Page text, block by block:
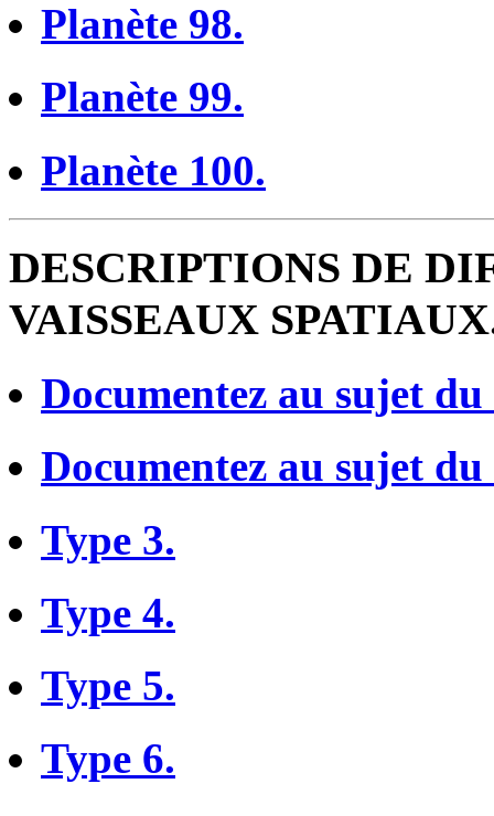
Planète 98.
Planète 99.
Planète 100.
DESCRIPTIONS DE
VAISSEAUX
Documentez au sujet
Documentez au sujet
Type 3.
Type 4.
Type 5.
Type 6.